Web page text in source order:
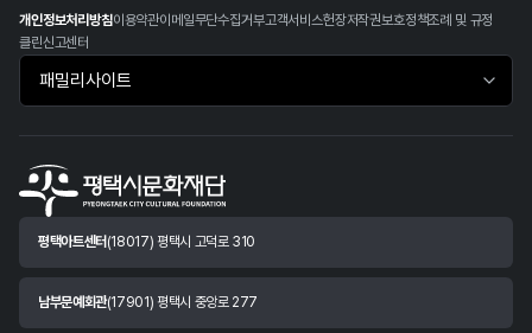
개인정보처리방침이용약관이메일무단수집거부고객서비스헌장저작권보호정책조례 및 규정
클린신고센터
패밀리사이트 바로가기
평택아트센터 (18017) 평택시 고덕로 310
남부문예회관(17901) 평택시 중앙로 277